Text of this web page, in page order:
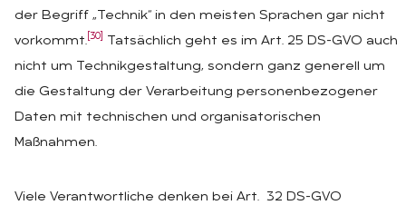
der Begriff „Technik“ in den meisten Sprachen gar nicht
vorkommt. [30]
Tatsächlich geht es im Art. 25 DS-GVO auch
nicht um Technikgestaltung, sondern ganz generell um
die Gestaltung der Verarbeitung personenbezogener
Daten mit technischen und organisatorischen
Maßnahmen.
Viele Verantwortliche denken bei Art. 32 DS-GVO